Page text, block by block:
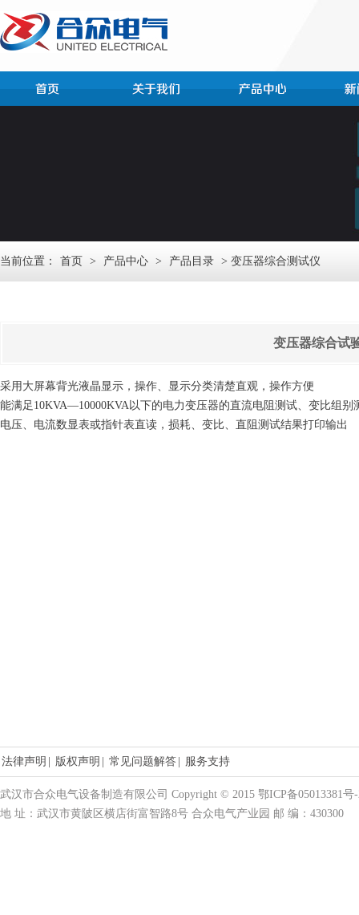
当前位置： 首页 > 产品中心 > 产品目录 > 变压器综合测试仪
变压器综合试
采用大屏幕背光液晶显示，操作、显示分类清楚直观，操作方便
能满足10KVA—10000KVA以下的电力变压器的直流电阻测试、变比组别
电压、电流数显表或指针表直读，损耗、变比、直阻测试结果打印输出
法律声明 版权声明 常见问题解答 服务支持
武汉市合众电气设备制造有限公司 Copyright © 2015 鄂ICP备05013381号
地 址：武汉市黄陂区横店街富智路8号 合众电气产业园 邮 编：430300